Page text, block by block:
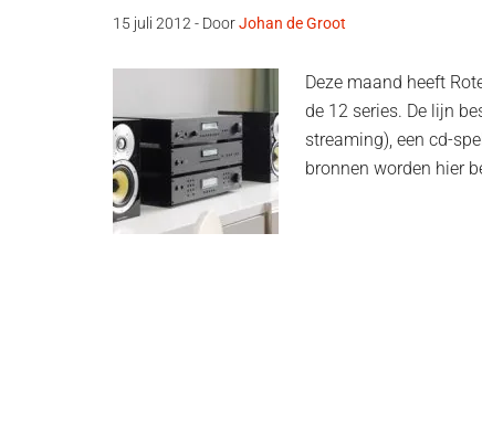
15 juli 2012 - DoorJohan de Groot
Deze maand heeft
de 12 series. De lijn
streaming), een cd-
bronnen worden hier